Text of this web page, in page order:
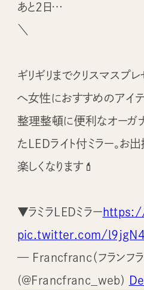
あと2日…
＼
ギリギリまでクリスマスプ
へ女性におすすめのアイ
整理整頓に便利なオーガ
たLEDライト付ミラー。お
楽しくなります💄
▼ラミラLEDミラー
pic.twitter.com/
— Francfranc（フランフラ
(@Francfranc_web)